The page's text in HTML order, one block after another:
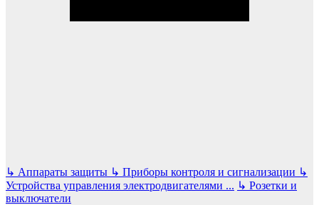
↳ Аппараты защиты ↳ Приборы контроля и сигнализации ↳
Устройства управления электродвигателями ... ↳ Розетки и
выключатели